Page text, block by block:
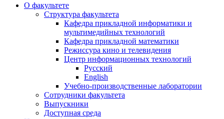
О факультете
Структура факультета
Кафедра прикладной информатики и
мультимедийных технологий
Кафедра прикладной математики
Режиссура кино и телевидения
Центр информационных технологий
Русский
English
Учебно-производственные лаборатории
Сотрудники факультета
Выпускники
Доступная среда